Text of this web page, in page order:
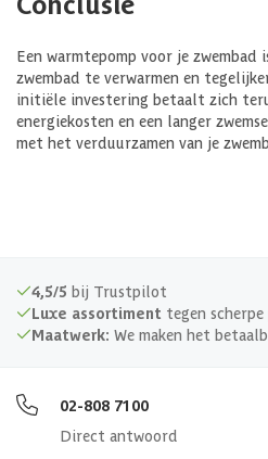
Een warmtepomp voor je zwembad
zwembad te verwarmen en
initiële investering betaalt zich
energiekosten en een langer
met het verduurzamen van je
4,5/5 bij Trustpilot
Luxe assortiment tegen
Maatwerk: We maken het
02-808 7100
Direct antwoord